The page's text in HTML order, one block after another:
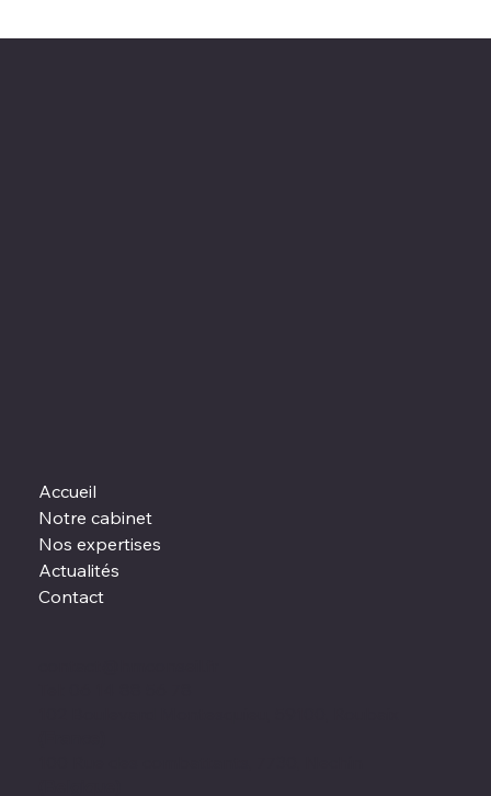
Accueil
Notre cabinet
Nos expertises
Actualités
Contact